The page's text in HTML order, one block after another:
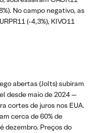
No campo negativo, as
(-4,3%), KIVO11
abertas (Jolts) subiram
desde maio de 2024 —
cortes de juros nos EUA.
cerca de 60% de
dezembro. Preços do